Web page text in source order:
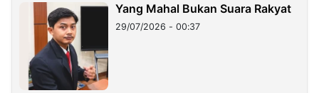
Yang Mahal Bukan Suara Rakyat
29/07/2026 - 00:37